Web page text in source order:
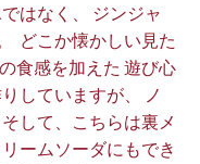
はなく、 ジンジャ
どこか懐かしい見た
食感を加えた 遊び心
していますが、 ノ
して、こちらは裏メ
ームソーダにもでき